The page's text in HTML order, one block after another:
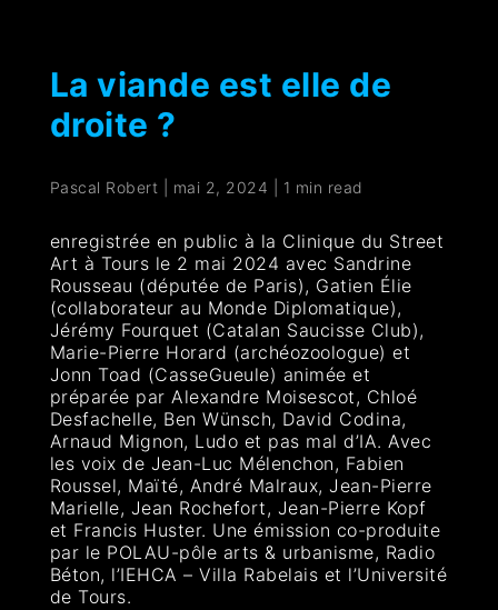
La viande est elle de
droite ?
Pascal Robert mai 2, 2024 1 min read
enregistrée en public à la Clinique du Street
Art à Tours le 2 mai 2024 avec Sandrine
Rousseau (députée de Paris), Gatien Élie
(collaborateur au Monde Diplomatique),
Jérémy Fourquet (Catalan Saucisse Club),
Marie-Pierre Horard (archéozoologue) et
Jonn Toad (CasseGueule) animée et
préparée par Alexandre Moisescot, Chloé
Desfachelle, Ben Wünsch, David Codina,
Arnaud Mignon, Ludo et pas mal d’IA. Avec
les voix de Jean-Luc Mélenchon, Fabien
Roussel, Maïté, André Malraux, Jean-Pierre
Marielle, Jean Rochefort, Jean-Pierre Kopf
et Francis Huster. Une émission co-produite
par le POLAU-pôle arts & urbanisme, Radio
Béton, l’IEHCA – Villa Rabelais et l’Université
de Tours.